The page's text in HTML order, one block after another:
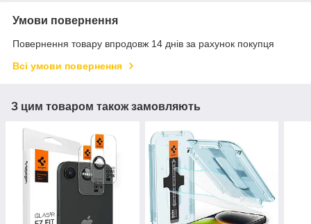
Умови повернення
Повернення товару впродовж 14 днів за рахунок покупця
Всі умови повернення
З цим товаром також замовляють